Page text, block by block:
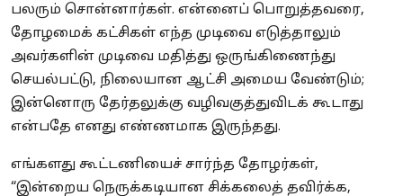
பலரும் சொன்னார்கள். என்னைப் பொறுத்தவரை,
தோழமைக் கட்சிகள் எந்த முடிவை எடுத்தாலும்
அவர்களின் முடிவை மதித்து ஒருங்கிணைந்து
செயல்பட்டு, நிலையான ஆட்சி அமைய வேண்டும்;
இன்னொரு தேர்தலுக்கு வழிவகுத்துவிடக் கூடாது
என்பதே எனது எண்ணமாக இருந்தது.
எங்களது கூட்டணியைச் சார்ந்த தோழர்கள்,
“இன்றைய நெருக்கடியான சிக்கலைத் தவிர்க்க,